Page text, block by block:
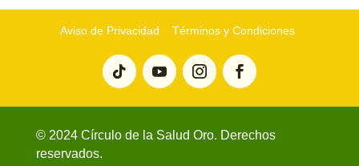
Aviso de Privacidad Términos y Condiciones
© 2024 Círculo de la Salud Oro. Derechos
reservados.